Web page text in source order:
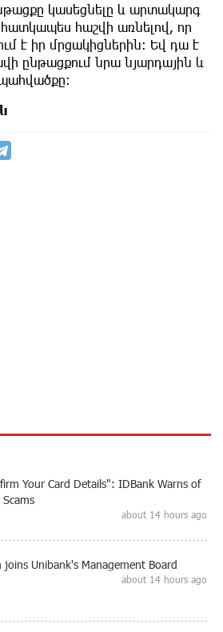
կասեցնելը և արտակարգ
հատկապես հաշվի առնելով, որ
է իր մրցակիցներին։ Եվ դա է
ընթացքում նրա նյարդային և
Your Card Details": IDBank Warns of
about 14 hours ago
joins Unibank's Management Board
about 14 hours ago